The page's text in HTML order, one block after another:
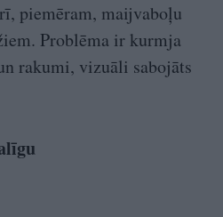
piemēram, maijvaboļu
Problēma ir kurmja
rakumi, vizuāli sabojāts